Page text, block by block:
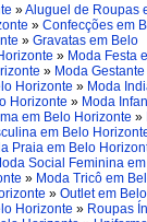
»Aluguel de Roupas
» Confecções em
» Gravatas em Belo
» Moda Festa
» Moda
Horizonte » Moda
Horizonte » Moda
em Belo Horizonte »
em Belo
Praia em Belo
Social Feminina
» Moda Tricô em
» Outlet em Belo
Horizonte » Roupas